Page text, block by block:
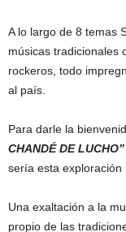
A lo largo de 8 temas
músicas tradicionales
rockeros, todo
al país.
Para darle la
CHANDÉ DE LUCHO”
sería esta exploración
Una exaltación a la
propio de las